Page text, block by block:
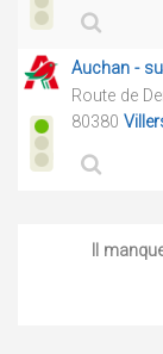
Auchan -
Route de
80380
Il